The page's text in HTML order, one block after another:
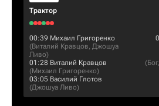
Трактор
00:39 Михаил Григоренко
(Виталий Кравцов, Джошуа
Ливо)
01:28 Виталий Кравцов
(Михаил Григоренко)
03:05 Василий Глотов
(Джошуа Ливо)
(